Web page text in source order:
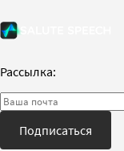
Рассылка:
Подписаться